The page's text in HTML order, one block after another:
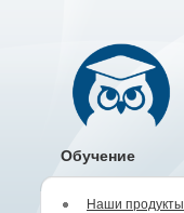
Обучение
Наши продукты